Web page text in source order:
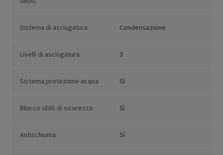
Sistema di asciugatura Condensazione
Livelli di asciugatura 3
Sistema protezione acqua Sì
Blocco oblò di sicurezza Sì
Antischiuma Sì